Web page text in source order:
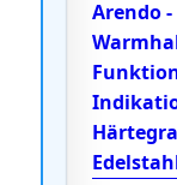
Arendo